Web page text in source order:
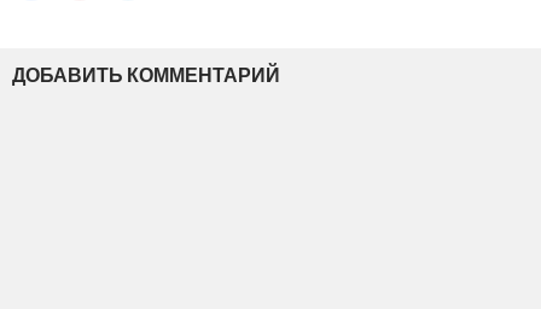
ДОБАВИТЬ КОММЕНТАРИЙ